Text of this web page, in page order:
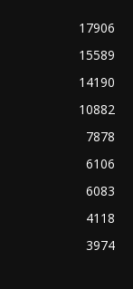
17906
15589
14190
10882
7878
6106
6083
4118
3974